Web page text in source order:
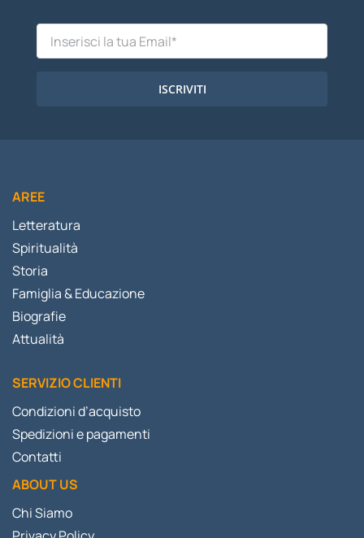
ISCRIVITI
AREE
Letteratura
Spiritualità
Storia
Famiglia & Educazione
Biografie
Attualità
SERVIZIO CLIENTI
Condizioni d’acquisto
Spedizioni e pagamenti
Contatti
ABOUT US
Chi Siamo